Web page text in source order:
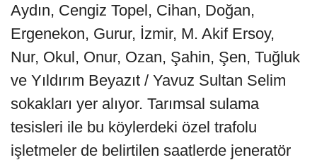
Aydın, Cengiz Topel, Cihan, Doğan,
Ergenekon, Gurur, İzmir, M. Akif Ersoy,
Nur, Okul, Onur, Ozan, Şahin, Şen, Tuğluk
ve Yıldırım Beyazıt / Yavuz Sultan Selim
sokakları yer alıyor. Tarımsal sulama
tesisleri ile bu köylerdeki özel trafolu
işletmeler de belirtilen saatlerde jeneratör